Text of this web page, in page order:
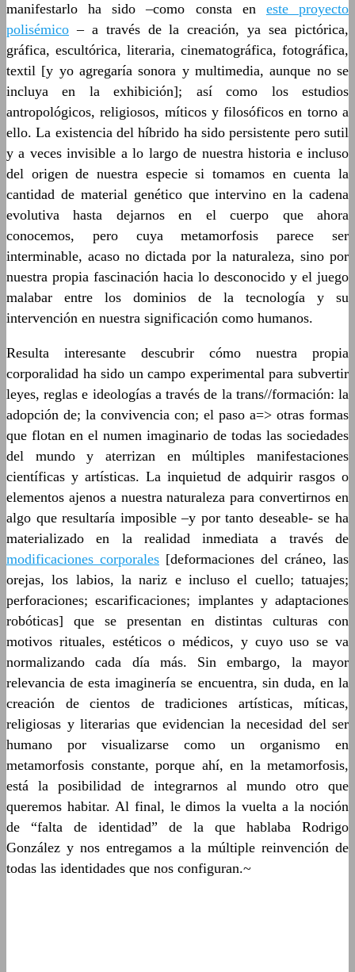
manifestarlo ha sido ‒como consta en este proyecto
polisémico ‒ a través de la creación, ya sea pictórica,
gráfica, escultórica, literaria, cinematográfica, fotográfica,
textil [y yo agregaría sonora y multimedia, aunque no se
incluya en la exhibición]; así como los estudios
antropológicos, religiosos, míticos y filosóficos en torno a
ello. La existencia del híbrido ha sido persistente pero sutil
y a veces invisible a lo largo de nuestra historia e incluso
del origen de nuestra especie si tomamos en cuenta la
cantidad de material genético que intervino en la cadena
evolutiva hasta dejarnos en el cuerpo que ahora
conocemos, pero cuya metamorfosis parece ser
interminable, acaso no dictada por la naturaleza, sino por
nuestra propia fascinación hacia lo desconocido y el juego
malabar entre los dominios de la tecnología y su
intervención en nuestra significación como humanos.
Resulta interesante descubrir cómo nuestra propia
corporalidad ha sido un campo experimental para subvertir
leyes, reglas e ideologías a través de la trans//formación: la
adopción de; la convivencia con; el paso a=> otras formas
que flotan en el numen imaginario de todas las sociedades
del mundo y aterrizan en múltiples manifestaciones
científicas y artísticas. La inquietud de adquirir rasgos o
elementos ajenos a nuestra naturaleza para convertirnos en
algo que resultaría imposible –y por tanto deseable- se ha
materializado en la realidad inmediata a través de
modificaciones corporales [deformaciones del cráneo, las
orejas, los labios, la nariz e incluso el cuello; tatuajes;
perforaciones; escarificaciones; implantes y adaptaciones
robóticas] que se presentan en distintas culturas con
motivos rituales, estéticos o médicos, y cuyo uso se va
normalizando cada día más. Sin embargo, la mayor
relevancia de esta imaginería se encuentra, sin duda, en la
creación de cientos de tradiciones artísticas, míticas,
religiosas y literarias que evidencian la necesidad del ser
humano por visualizarse como un organismo en
metamorfosis constante, porque ahí, en la metamorfosis,
está la posibilidad de integrarnos al mundo otro que
queremos habitar. Al final, le dimos la vuelta a la noción
de “falta de identidad” de la que hablaba Rodrigo
González y nos entregamos a la múltiple reinvención de
todas las identidades que nos configuran.~